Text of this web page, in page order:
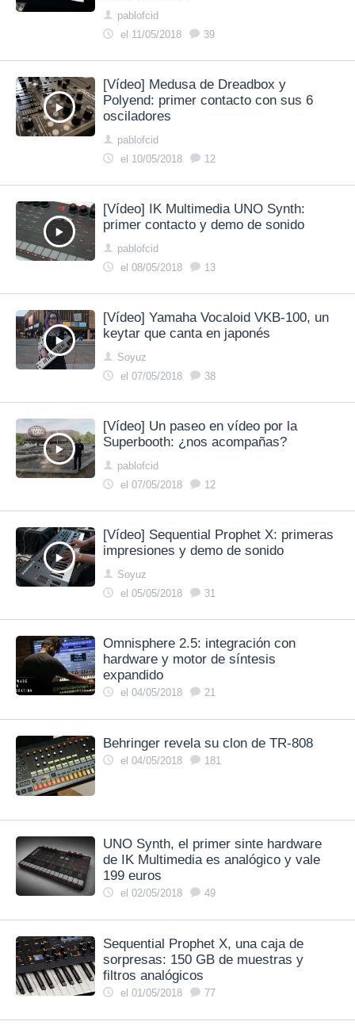
pablofcid
el 11/05/2018
39
[Vídeo] Medusa de Dreadbox y
Polyend: primer contacto con sus 6
osciladores
pablofcid
el 10/05/2018
12
[Vídeo] IK Multimedia UNO Synth:
primer contacto y demo de sonido
pablofcid
el 08/05/2018
13
[Vídeo] Yamaha Vocaloid VKB-100, un
keytar que canta en japonés
Soyuz
el 07/05/2018
38
[Vídeo] Un paseo en vídeo por la
Superbooth: ¿nos acompañas?
pablofcid
el 07/05/2018
12
[Vídeo] Sequential Prophet X: primeras
impresiones y demo de sonido
Soyuz
el 05/05/2018
31
Omnisphere 2.5: integración con
hardware y motor de síntesis
expandido
el 04/05/2018 21
Behringer revela su clon de TR-808
el 04/05/2018 181
UNO Synth, el primer sinte hardware
de IK Multimedia es analógico y vale
199 euros
el 02/05/2018 49
Sequential Prophet X, una caja de
sorpresas: 150 GB de muestras y
filtros analógicos
el 01/05/2018 77